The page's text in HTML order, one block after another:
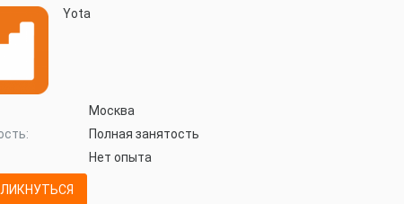
Yota
Москва
Полная занятость
Нет опыта